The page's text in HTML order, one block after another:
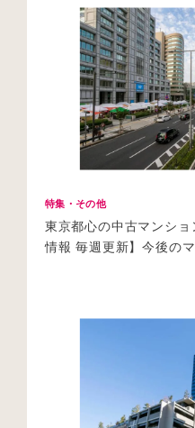
特集・その他
東京都心の中古マンシ
情報 毎週更新】今後の